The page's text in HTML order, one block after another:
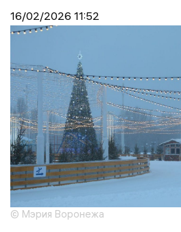
16/02/2026 11:52
© Мэрия Воронежа